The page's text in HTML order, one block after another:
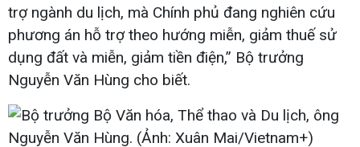
trợ ngành du lịch, mà Chính phủ đang nghiên cứu
phương án hỗ trợ theo hướng miễn, giảm thuế sử
dụng đất và miễn, giảm tiền điện,” Bộ trưởng
Nguyễn Văn Hùng cho biết.